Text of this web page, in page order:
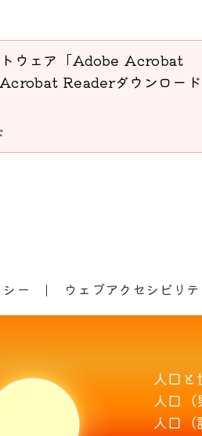
ウェア「Adobe Acrobat
Readerダウンロー
ー ウェブアクセシビリ
人口と
人口（
人口（